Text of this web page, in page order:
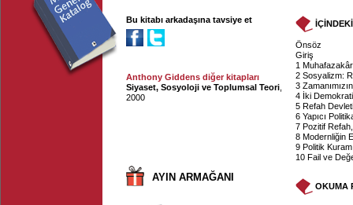
Bu kitabı arkadaşına tavsiye et
Anthony Giddens diğer kitapları
Siyaset, Sosyoloji ve Toplumsal Teori
2000
AYIN ARMAĞANI
Önsöz
Giriş
1
2 Sosyalizm:
3
4 İki
5 Refah
6 Yapıcı
7 Pozitif
8 Modernliğin
9 Politik
10 Fail ve
OKUMA